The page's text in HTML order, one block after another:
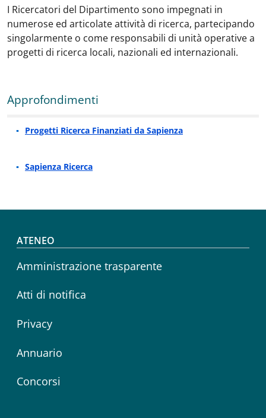
I Ricercatori del Dipartimento sono impegnati in
numerose ed articolate attività di ricerca, partecipando
singolarmente o come responsabili di unità operative a
progetti di ricerca locali, nazionali ed internazionali.
Approfondimenti
Progetti Ricerca Finanziati da Sapienza
Sapienza Ricerca
Footer menu
ATENEO
Amministrazione trasparente
Atti di notifica
Privacy
Annuario
Concorsi